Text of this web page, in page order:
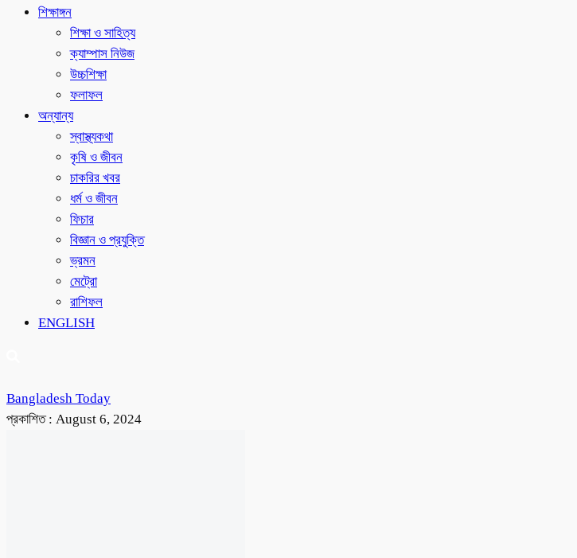
শিক্ষাঙ্গন
শিক্ষা ও সাহিত্য
ক্যাম্পাস নিউজ
উচ্চশিক্ষা
ফলাফল
অন্যান্য
স্বাস্থ্যকথা
কৃষি ও জীবন
চাকরির খবর
ধর্ম ও জীবন
ফিচার
বিজ্ঞান ও প্রযুক্তি
ভ্রমন
মেট্রো
রাশিফল
ENGLISH
Bangladesh Today
প্রকাশিত : August 6, 2024